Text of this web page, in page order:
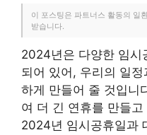
이 포스팅은 파트너스 활동의 일
받습니다.
2024년은 다양한 임시
되어 있어, 우리의 일
하게 만들어 줄 것입니
여 더 긴 연휴를 만들
2024년 임시공휴일과